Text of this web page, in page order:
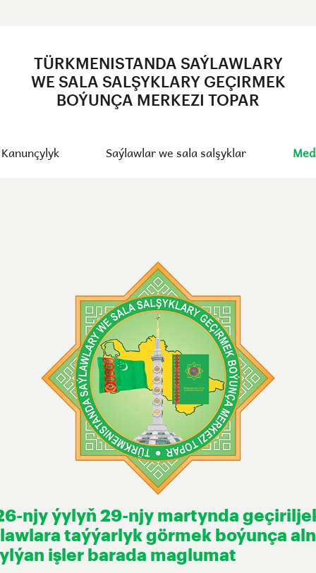
TÜRKMENISTANDA SAÝLAWLARY
WE SALA SALŞYKLARY GEÇIRMEK
BOÝUNÇA MERKEZI TOPAR
Kanunçylyk Saýlawlar we sala salşyklar
njy ýylyň 29-njy martynda
taýýarlyk görmek boýunça
işler barada maglumat